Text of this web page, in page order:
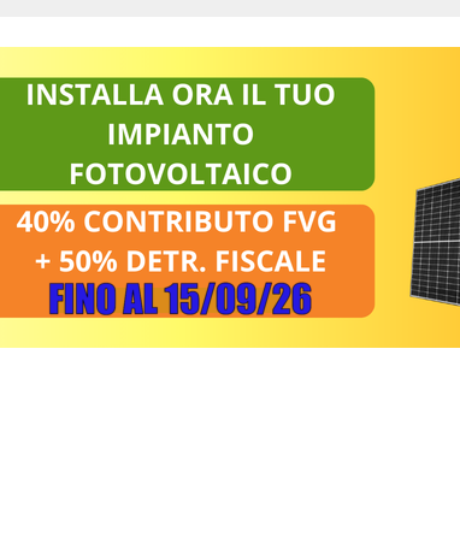
VIAGGIARE IN GRUPPO
E REGOLE NON RISPETTATE
LOCALE: “ECCO COSA È SUCCESSO”